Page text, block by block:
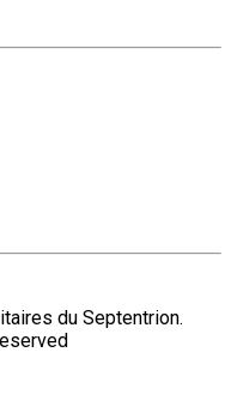
du Septentrion.